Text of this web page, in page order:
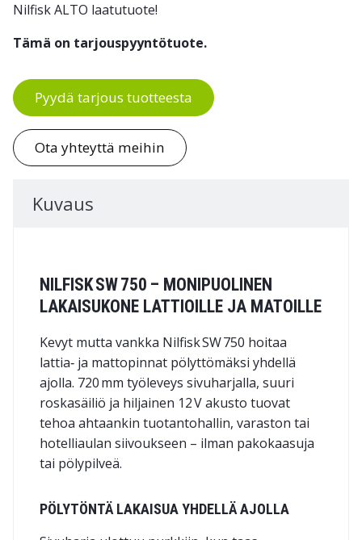
Nilfisk ALTO laatutuote!
Tämä on tarjouspyyntötuote.
Pyydä tarjous tuotteesta
Ota yhteyttä meihin
Kuvaus
NILFISK SW 750 – MONIPUOLINEN
LAKAISUKONE LATTIOILLE JA MATOILLE
Kevyt mutta vankka Nilfisk SW 750 hoitaa
lattia‑ ja mattopinnat pölyttömäksi yhdellä
ajolla. 720 mm työleveys sivuharjalla, suuri
roskasäiliö ja hiljainen 12 V akusto tuovat
tehoa ahtaankin tuotantohallin, varaston tai
hotelliaulan siivoukseen – ilman pakokaasuja
tai pölypilveä.
PÖLYTÖNTÄ LAKAISUA YHDELLÄ AJOLLA